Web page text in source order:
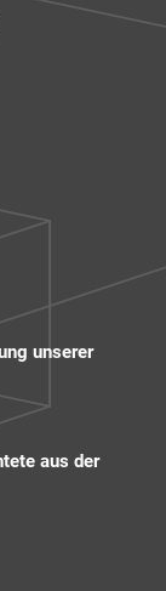
unserer
aus der